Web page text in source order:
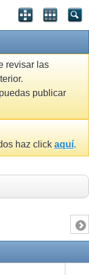
revisar las
publicar
haz click aquí.